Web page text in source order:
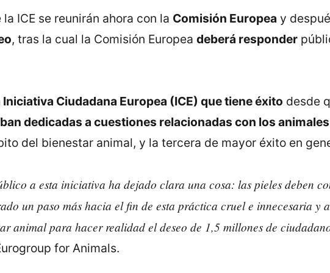
ICE se reunirán ahora con la Comisión Europea y
, tras la cual la Comisión Europea deberá responder
Ciudadana Europea (ICE) que tiene éxito desde
dedicadas a cuestiones relacionadas con los
del bienestar animal, y la tercera de mayor éxito en
a esta iniciativa ha dejado clara una cosa: las pieles deben
un paso más hacia el fin de esta práctica cruel e innecesaria y
animal para hacer realidad el deseo de 1,5 millones de
for Animals.